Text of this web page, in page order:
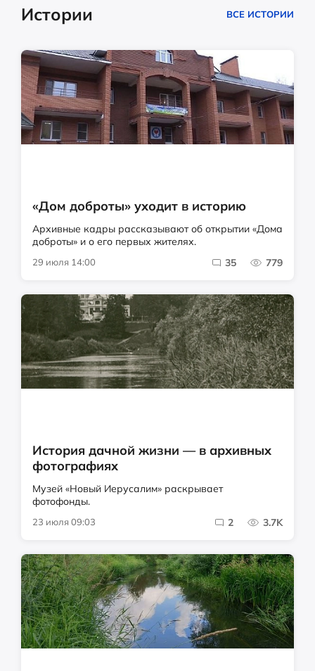
Истории ВСЕ ИСТОРИИ
«Дом доброты» уходит в историю
Архивные кадры рассказывают об открытии «Дома
доброты» и о его первых жителях.
29 июля 14:00 35 779
История дачной жизни — в архивных
фотографиях
Музей «Новый Иерусалим» раскрывает
фотофонды.
23 июля 09:03 2 3.7K